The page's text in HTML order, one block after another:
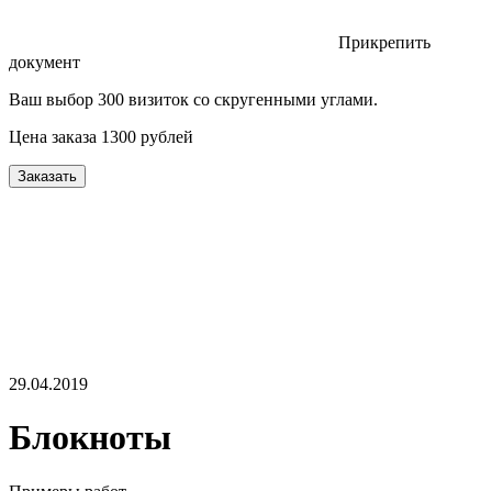
Прикрепить
документ
Ваш выбор 300 визиток со скругенными углами.
Цена заказа 1300 рублей
Заказать
29.04.2019
Блокноты